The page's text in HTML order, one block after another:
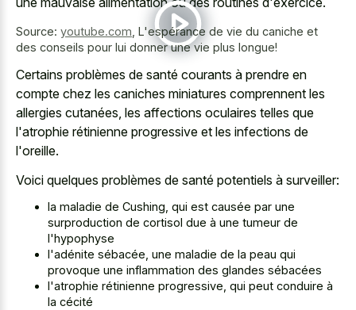
Source: youtube.com L'espérance de vie du caniche et
des conseils pour lui donner une vie plus longue!
Certains problèmes de santé courants à prendre en
compte chez les caniches miniatures comprennent les
allergies cutanées, les affections oculaires telles que
l'atrophie rétinienne progressive et les infections de
l'oreille.
Voici quelques problèmes de santé potentiels à surveiller:
la maladie de Cushing, qui est causée par une
surproduction de cortisol due à une tumeur de
l'hypophyse
l'adénite sébacée, une maladie de la peau qui
provoque une inflammation des glandes sébacées
l'atrophie rétinienne progressive, qui peut conduire à
la cécité